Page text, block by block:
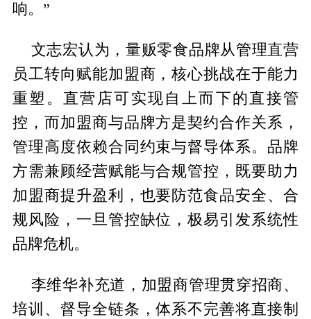
响。”
文志宏认为，量贩零食品牌从管理直营
员工转向赋能加盟商，核心挑战在于能力
重塑。直营店可实现自上而下的直接管
控，而加盟商与品牌方是契约合作关系，
管理高度依赖合同约束与督导体系。品牌
方需兼顾经营赋能与合规管控，既要助力
加盟商提升盈利，也要防范食品安全、合
规风险，一旦管控缺位，极易引发系统性
品牌危机。
李维华补充道，加盟商管理贯穿招商、
培训、督导全链条，体系不完善将直接制